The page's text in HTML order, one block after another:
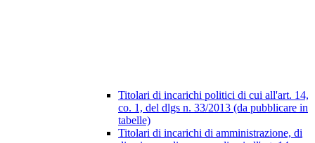
Titolari di incarichi politici di cui all'art. 14,
co. 1, del dlgs n. 33/2013 (da pubblicare in
tabelle)
Titolari di incarichi di amministrazione, di